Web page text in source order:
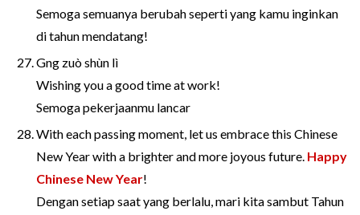
Semoga semuanya berubah seperti yang kamu inginkan
di tahun mendatang!
Gng zuò shùn lì
Wishing you a good time at work!
Semoga pekerjaanmu lancar
With each passing moment, let us embrace this Chinese
New Year with a brighter and more joyous future. Happy
Chinese New Year!
Dengan setiap saat yang berlalu, mari kita sambut Tahun